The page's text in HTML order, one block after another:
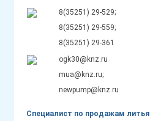
8(35251) 29-529;
8(35251) 29-559;
8(35251) 29-361
ogk30@knz.ru
mua@knz.ru;
newpump@knz.ru
Специалист по продажам литья